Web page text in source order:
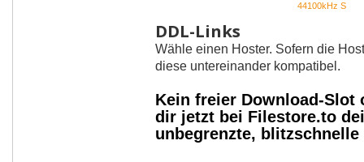
44100kHz S
DDL-Links
Wähle einen Hoster. Sofern die
diese untereinander kompatibel.
Kein freier Download-Slot
dir jetzt bei Filestore.to
unbegrenzte,